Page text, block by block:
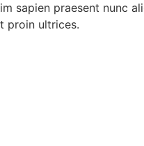
sapien praesent nunc
proin ultrices.